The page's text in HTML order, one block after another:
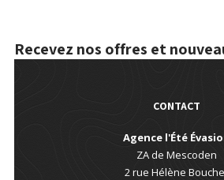
Recevez nos offres et
CONTACT
Agence l'Été
ZA de Mescoden
2 rue Hélène